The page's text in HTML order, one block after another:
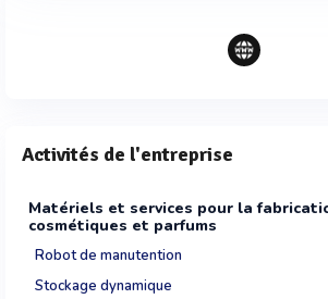
Activités de l'entreprise
Matériels et services pour la
cosmétiques et parfums
Robot de manutention
Stockage dynamique